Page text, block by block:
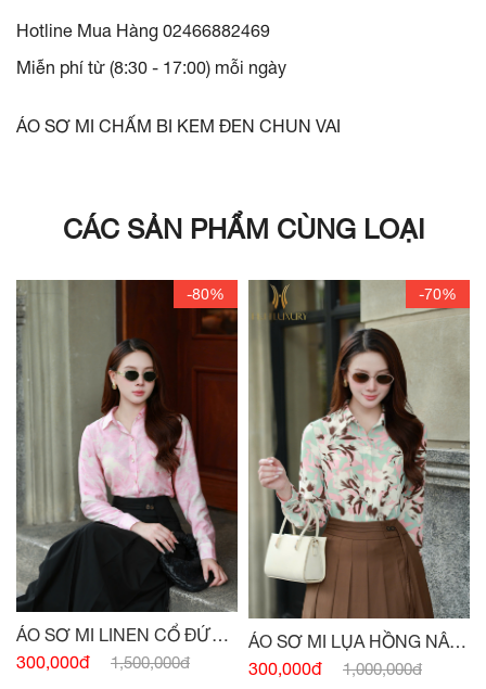
Hotline Mua Hàng 02466882469
Miễn phí từ (8:30 - 17:00) mỗi ngày
ÁO SƠ MI CHẤM BI KEM ĐEN CHUN VAI
CÁC SẢN PHẨM CÙNG LOẠI
-80%
ÁO SƠ MI LINEN CỔ ĐỨC
HỒNG PASTEL
300,000đ 1,500,000đ
-70%
ÁO SƠ MI LỤA HỒNG NÂU
TÂY CỔ ĐỨC
300,000đ 1,000,000đ